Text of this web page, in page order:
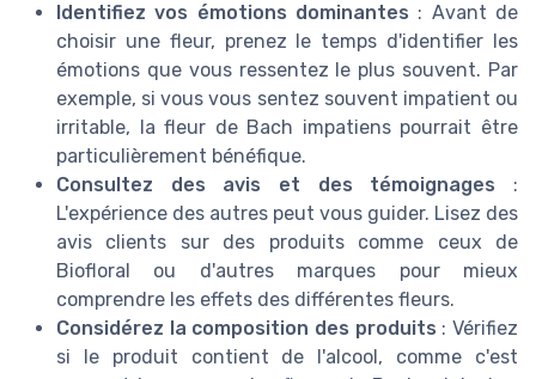
Identifiez vos émotions dominantes : Avant de
choisir une fleur, prenez le temps d'identifier les
émotions que vous ressentez le plus souvent. Par
exemple, si vous vous sentez souvent impatient ou
irritable, la fleur de Bach impatiens pourrait être
particulièrement bénéfique.
Consultez des avis et des témoignages :
L'expérience des autres peut vous guider. Lisez des
avis clients sur des produits comme ceux de
Biofloral ou d'autres marques pour mieux
comprendre les effets des différentes fleurs.
Considérez la composition des produits : Vérifiez
si le produit contient de l'alcool, comme c'est